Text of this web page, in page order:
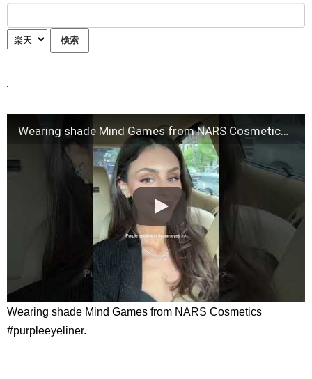
Wearing shade Mind Games from NARS Cosmetics #purpleeyeliner
Wearing shade Mind Games from NARS Cosmetics
#purpleeyeliner.